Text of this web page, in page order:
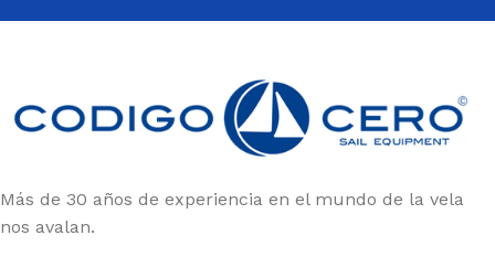
tienda online especializada en el mundo de la
vela ligera
impulsada por personas como tú.
Amantes de las regatas y del trabajo en equipo.
¡BIENVENIDO A BORDO!
Más de 30 años de experiencia en el mundo de la vela
nos avalan.